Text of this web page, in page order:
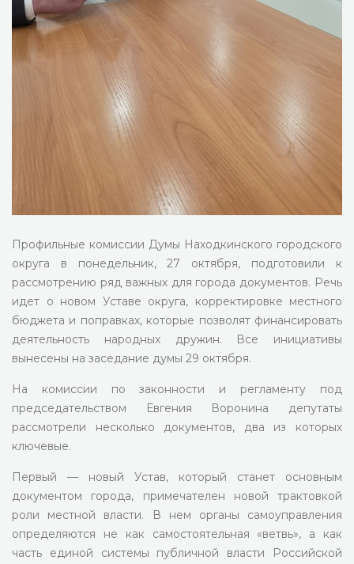
Профильные комиссии Думы Находкинского городского
округа в понедельник, 27 октября, подготовили к
рассмотрению ряд важных для города документов. Речь
идет о новом Уставе округа, корректировке местного
бюджета и поправках, которые позволят финансировать
деятельность народных дружин. Все инициативы
вынесены на заседание думы 29 октября.
На комиссии по законности и регламенту под
председательством Евгения Воронина депутаты
рассмотрели несколько документов, два из которых
ключевые.
Первый — новый Устав, который станет основным
документом города, примечателен новой трактовкой
роли местной власти. В нем органы самоуправления
определяются не как самостоятельная «ветвь», а как
часть единой системы публичной власти Российской